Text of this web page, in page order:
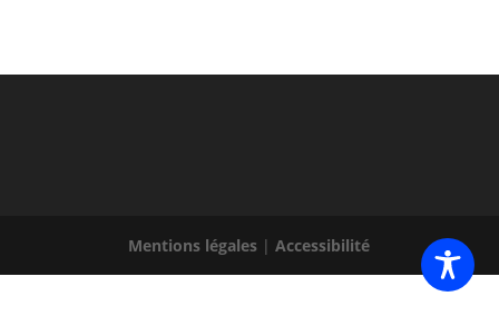
Mentions légales |Accessibilité